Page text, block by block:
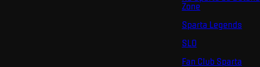
Zone
Sparta Legends
SLO
Fan Club Sparta